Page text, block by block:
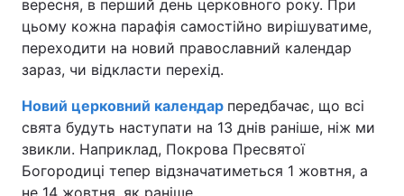
вересня, в перший день церковного року. При
цьому кожна парафія самостійно вирішуватиме,
переходити на новий православний календар
зараз, чи відкласти перехід.
Новий церковний календар передбачає, що всі
свята будуть наступати на 13 днів раніше, ніж ми
звикли. Наприклад, Покрова Пресвятої
Богородиці тепер відзначатиметься 1 жовтня, а
не 14 жовтня, як раніше.